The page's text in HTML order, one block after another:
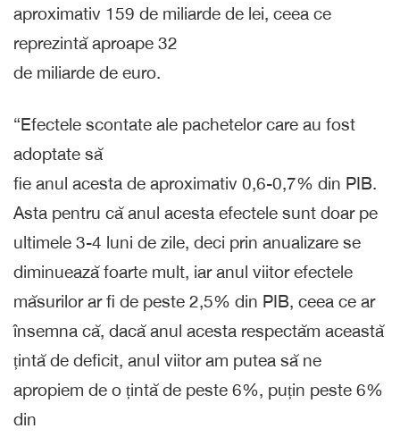
aproximativ 159 de miliarde de lei, ceea ce
reprezintă aproape 32
de miliarde de euro.
“Efectele scontate ale pachetelor care au fost
adoptate să
fie anul acesta de aproximativ 0,6-0,7% din PIB.
Asta pentru că anul acesta efectele sunt doar pe
ultimele 3-4 luni de zile, deci prin anualizare se
diminuează foarte mult, iar anul viitor efectele
măsurilor ar fi de peste 2,5% din PIB, ceea ce ar
însemna că, dacă anul acesta respectăm această
țintă de deficit, anul viitor am putea să ne
apropiem de o țintă de peste 6%, puțin peste 6%
din